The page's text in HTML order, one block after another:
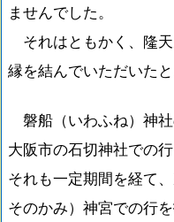
ませんでした。
それはともかく、隆
縁を結んでいただいた
磐船（いわふね）神
大阪市の石切神社での
それも一定期間を経て
そのかみ）神宮での行を